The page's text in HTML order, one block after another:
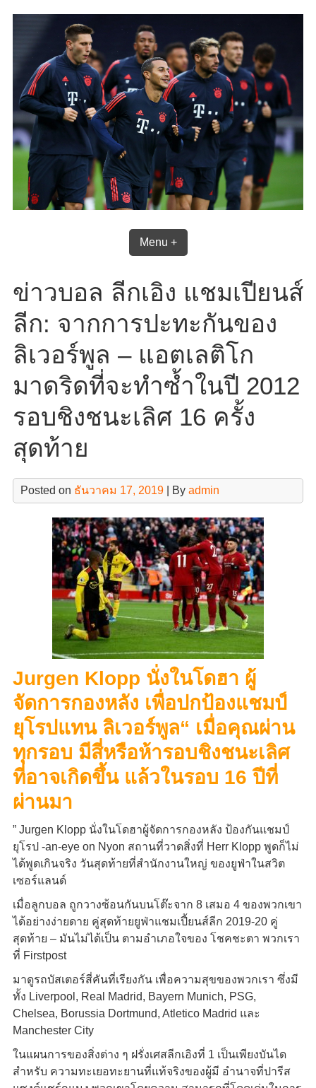
Menu +
ข่าวบอล ลีกเอิง แชมเปียนส์
ลีก: จากการปะทะกันของ
ลิเวอร์พูล – แอตเลติโก
มาดริดที่จะทำซ้ำในปี 2012
รอบชิงชนะเลิศ 16 ครั้ง
สุดท้าย
Posted on ธันวาคม 17, 2019| By admin
Jurgen Klopp นั่งในโดฮา ผู้
จัดการกองหลัง เพื่อปกป้องแชมป์
ยุโรปแทน ลิเวอร์พูล“ เมื่อคุณผ่าน
ทุกรอบ มีสี่หรือห้ารอบชิงชนะเลิศ
ที่อาจเกิดขึ้น แล้วในรอบ 16 ปีที่
ผ่านมา
” Jurgen Klopp นั่งในโดฮาผู้จัดการกองหลัง ป้องกันแชมป์
ยุโรป -an-eye on Nyon สถานที่วาดสิ่งที่ Herr Klopp พูดก็ไม่
ได้พูดเกินจริง วันสุดท้ายที่สำนักงานใหญ่ ของยูฟ่าในสวิต
เซอร์แลนด์
เมื่อลูกบอล ถูกวางซ้อนกันบนโต๊ะจาก 8 เสมอ 4 ของพวกเขา
ได้อย่างง่ายดาย คู่สุดท้ายยูฟ่าแชมเปี้ยนส์ลีก 2019-20 คู่
สุดท้าย – มันไม่ได้เป็น ตามอำเภอใจของ โชคชะตา พวกเรา
ที่ Firstpost
มาดูรถบัสเตอร์สี่คันที่เรียงกัน เพื่อความสุขของพวกเรา ซึ่งมี
ทั้ง Liverpool, Real Madrid, Bayern Munich, PSG,
Chelsea, Borussia Dortmund, Atletico Madrid และ
Manchester City
ในแผนการของสิ่งต่าง ๆ ฝรั่งเศสลีกเอิงที่ 1 เป็นเพียงบันได
สำหรับ ความทะเยอทะยานที่แท้จริงของผู้มี อำนาจที่ปารีส